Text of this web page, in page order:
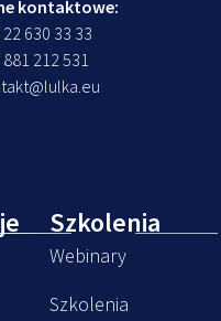
kontaktowe:
22 630 33 33
212 531
Szkolenia
Webinary
Szkolenia